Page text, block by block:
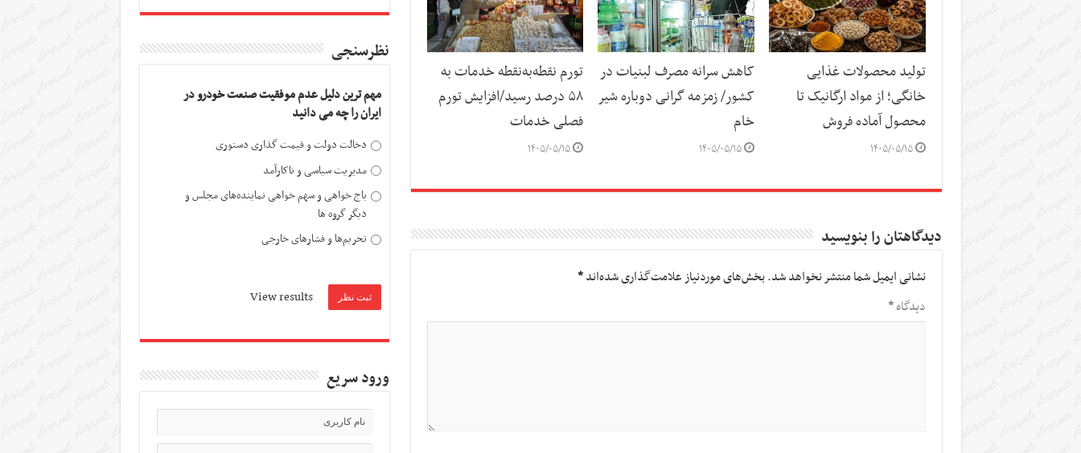
تولید محصولات غذایی
خانگی؛ از مواد ارگانیک تا
محصول آماده فروش
۱۴۰۵/۰۵/۱۵
کاهش سرانه مصرف لبنیات در
کشور/ زمزمه گرانی دوباره شیر
خام
۱۴۰۵/۰۵/۱۵
تورم نقطه‌به‌نقطه خدمات به
۵۸ درصد رسید/افزایش تورم
فصلی خدمات
۱۴۰۵/۰۵/۱۵
دیدگاهتان را بنویسید
نشانی ایمیل شما منتشر نخواهد شد.بخش‌های موردنیاز علامت‌گذاری شده‌اند*
دیدگاه*
نظرسنجی
مهم ترین دلیل عدم موفقیت صنعت خودرو در
ایران را چه می دانید
دخالت دولت و قیمت گذاری دستوری
مدیریت سیاسی و ناکارآمد
باج خواهی و سهم خواهی نماینده‌های مجلس و
دیگر گروه ها
تحریم‌ها و فشارهای خارجی
View results
ورود سریع